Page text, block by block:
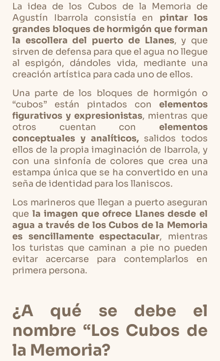
La idea de los Cubos de la Memoria de
Agustín Ibarrola consistía en pintar los
grandes bloques de hormigón que forman
la escollera del puerto de Llanes, y que
sirven de defensa para que el agua no llegue
al espigón, dándoles vida, mediante una
creación artística para cada uno de ellos.
Una parte de los bloques de hormigón o
“cubos” están pintados con elementos
figurativos y expresionistas, mientras que
otros cuentan con elementos
conceptuales y analíticos, salidos todos
ellos de la propia imaginación de Ibarrola, y
con una sinfonía de colores que crea una
estampa única que se ha convertido en una
seña de identidad para los llaniscos.
Los marineros que llegan a puerto aseguran
que la imagen que ofrece Llanes desde el
agua a través de los Cubos de la Memoria
es sencillamente espectacular, mientras
los turistas que caminan a pie no pueden
evitar acercarse para contemplarlos en
primera persona.
¿A qué se debe el
nombre “Los Cubos de
la Memoria?